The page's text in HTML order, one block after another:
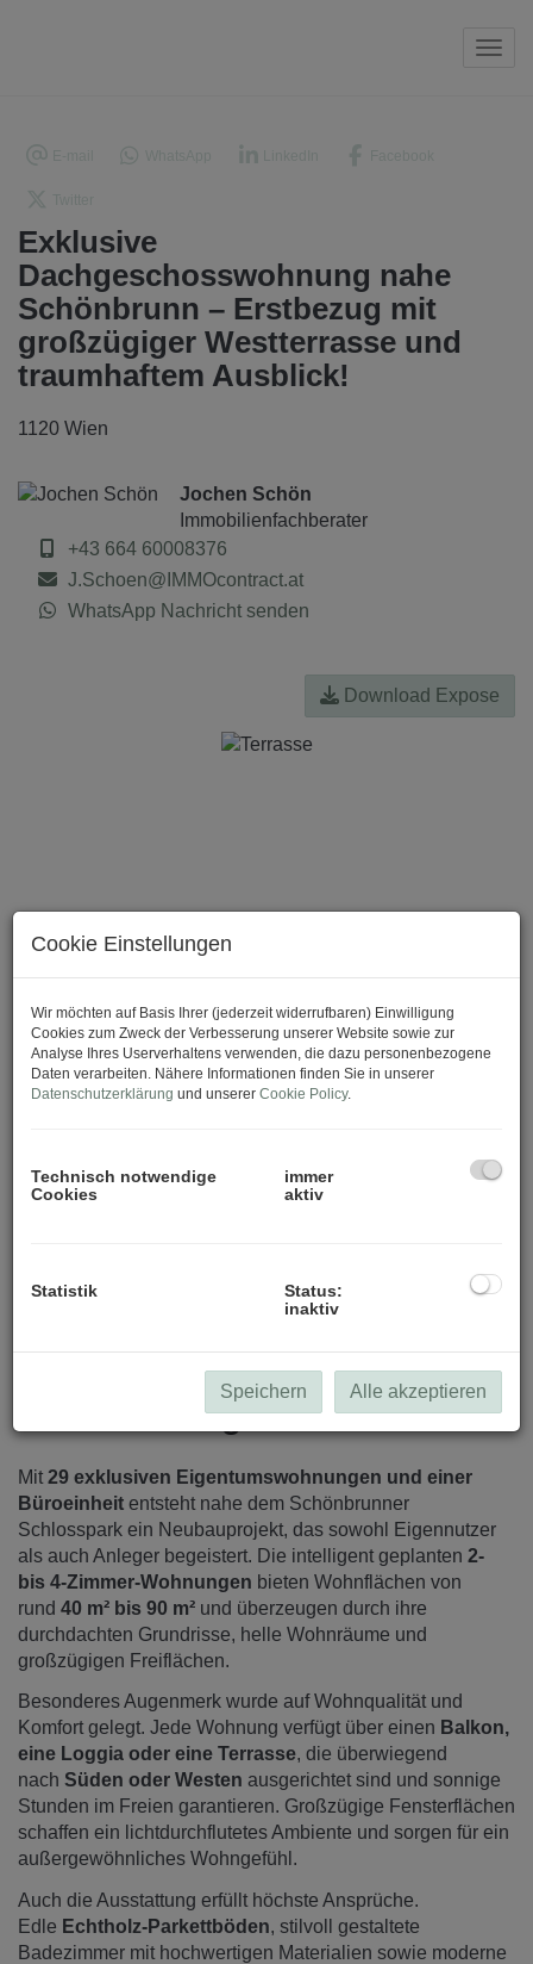
Exklusive
Dachgeschosswohnung nahe
Schönbrunn – Erstbezug mit
großzügiger Westterrasse und
traumhaftem Ausblick!
1120 Wien
Jochen Schön
Immobilienfachberater
+43 664 60008376
J.Schoen@IMMOcontract.at
WhatsApp Nachricht senden
Download Expose
Beschreibung
Mit 29 exklusiven Eigentumswohnungen und einer
Büroeinheit entsteht nahe dem Schönbrunner
Schlosspark ein Neubauprojekt, das sowohl Eigennutzer
als auch Anleger begeistert. Die intelligent geplanten 2-
bis 4-Zimmer-Wohnungen bieten Wohnflächen von
rund 40 m² bis 90 m² und überzeugen durch ihre
durchdachten Grundrisse, helle Wohnräume und
großzügigen Freiflächen.
Besonderes Augenmerk wurde auf Wohnqualität und
Komfort gelegt. Jede Wohnung verfügt über einen Balkon,
eine Loggia oder eine Terrasse, die überwiegend
nach Süden oder Westen ausgerichtet sind und sonnige
Stunden im Freien garantieren. Großzügige Fensterflächen
schaffen ein lichtdurchflutetes Ambiente und sorgen für ein
außergewöhnliches Wohngefühl.
Auch die Ausstattung erfüllt höchste Ansprüche.
Edle Echtholz-Parkettböden, stilvoll gestaltete
Badezimmer mit hochwertigen Materialien sowie moderne
Cookie Einstellungen
Wir möchten auf Basis Ihrer (jederzeit widerrufbaren) Einwilligung
Cookies zum Zweck der Verbesserung unserer Website sowie zur
Analyse Ihres Userverhaltens verwenden, die dazu personenbezogene
Daten verarbeiten. Nähere Informationen finden Sie in unserer
Datenschutzerklärung und unserer Cookie Policy.
Technisch notwendige
Cookies
immer
aktiv
Statistik
Status:
inaktiv
Speichern Alle akzeptieren